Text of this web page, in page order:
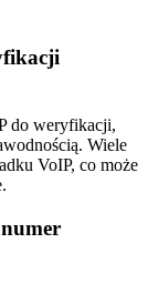
do weryfikacji,
Wiele
VoIP, co może